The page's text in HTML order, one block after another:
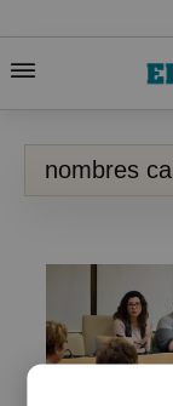
nombres